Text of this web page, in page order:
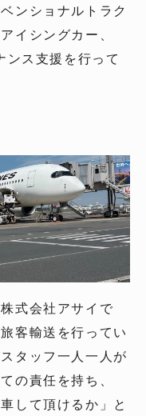
ンショナルトラク
イシングカー、
ス支援を行って
式会社アサイで
客輸送を行ってい
タッフ一人一人が
の責任を持ち、
して頂けるか」と